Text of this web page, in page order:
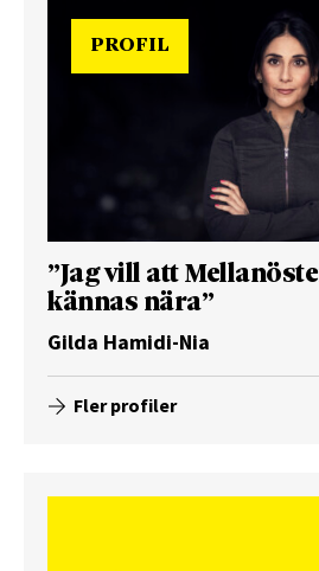
PROFIL
”Jag vill att
kännas nära”
Gilda Hamidi-Nia
Fler profiler